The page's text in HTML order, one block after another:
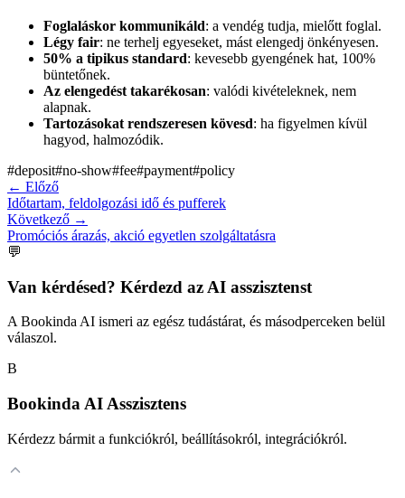
Foglaláskor kommunikáld: a vendég tudja, mielőtt foglal.
Légy fair: ne terhelj egyeseket, mást elengedj önkényesen.
50% a tipikus standard: kevesebb gyengének hat, 100%
büntetőnek.
Az elengedést takarékosan: valódi kivételeknek, nem
alapnak.
Tartozásokat rendszeresen kövesd: ha figyelmen kívül
hagyod, halmozódik.
#deposit#no-show#fee#payment#policy
← Előző
Időtartam, feldolgozási idő és pufferek
Következő →
Promóciós árazás, akció egyetlen szolgáltatásra
💬
Van kérdésed? Kérdezd az AI asszisztenst
A Bookinda AI ismeri az egész tudástárat, és másodperceken belül
válaszol.
B
Bookinda AI Asszisztens
Kérdezz bármit a funkciókról, beállításokról, integrációkról.